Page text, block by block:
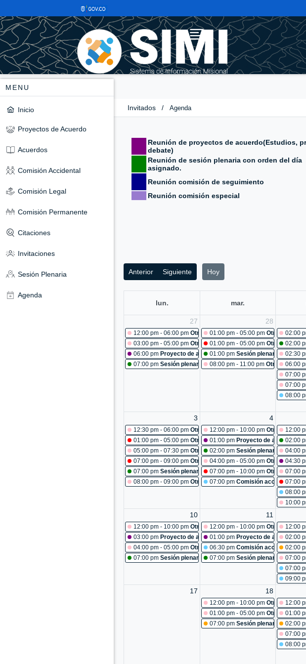
MENU
Inicio
Proyectos de Acuerdo
Acuerdos
Comisión Accidental
Comisión Legal
Comisión Permanente
Citaciones
Invitaciones
Sesión Plenaria
Agenda
Invitados / Agenda
Reunión de proyectos de acuerdo(Estudios,
debate)
Reunión de sesión plenaria con orden del día
asignado.
Reunión comisión de seguimiento
Reunión comisión especial
Anterior Siguiente Hoy
lun. mar.
27
12:00 pm - 06:00 pm Otras reuniones: mantenimiento recinto
03:00 pm - 05:00 pm Otras reuniones: reunión unidad de
06:00 pm Proyecto de acuerdo 96-2026: estudio
07:00 pm Sesión plenaria No. 480
28
01:00 pm - 05:00 pm Otras
01:00 pm - 05:00 pm Otras
01:00 pm Sesión plenaria No. 481
08:00 pm - 11:00 pm Otras
02:00
02:00
02:30
06:00
07:00
07:00
08:00
3
12:30 pm - 06:00 pm Otras reuniones: inducción para nuevos
01:00 pm - 05:00 pm Otras reuniones: Cancelada
05:00 pm - 07:30 pm Otras reuniones: reunión subsecretaría
07:00 pm - 09:00 pm Otras reuniones: Cancelada
07:00 pm Sesión plenaria No. 486
08:00 pm - 09:00 pm Otras reuniones: reunión servicios
4
12:00 pm - 10:00 pm Otras
01:00 pm Proyecto de acuerdo
02:00 pm Sesión plenaria No. 487
04:00 pm - 05:00 pm Otras
07:00 pm - 10:00 pm Otras
07:00 pm Comisión
12:00
02:00
04:00
04:30
07:00
07:00
08:00
10:00
10
12:00 pm - 10:00 pm Otras reuniones: pot
03:00 pm Proyecto de acuerdo 84-2026: estudio
04:00 pm - 05:00 pm Otras reuniones: reunión unidad
07:00 pm Sesión plenaria No. 492
11
12:00 pm - 10:00 pm Otras
01:00 pm Proyecto de acuerdo
06:30 pm Comisión
07:00 pm Sesión plenaria No. 490
12:00
02:00
02:00
07:00
07:00
09:00
17 18
12:00 pm - 10:00 pm Otras
01:00 pm - 05:00 pm Otras
07:00 pm Sesión plenaria No. 495
12:00
01:00
02:00
07:00
08:00